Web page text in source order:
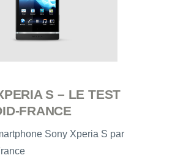
S – LE TEST
FRANCE
Sony Xperia S par